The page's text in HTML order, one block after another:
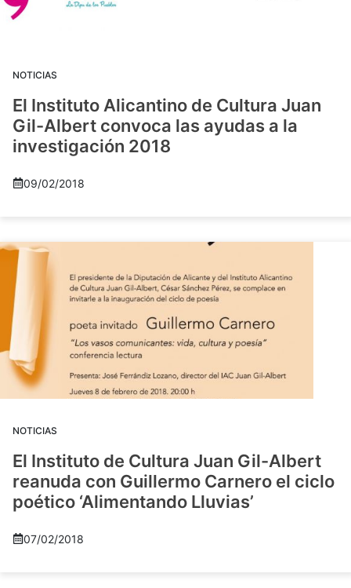
NOTICIAS
El Instituto Alicantino de Cultura Juan
Gil-Albert convoca las ayudas a la
investigación 2018
09/02/2018
NOTICIAS
El Instituto de Cultura Juan Gil-Albert
reanuda con Guillermo Carnero el ciclo
poético ‘Alimentando Lluvias’
07/02/2018